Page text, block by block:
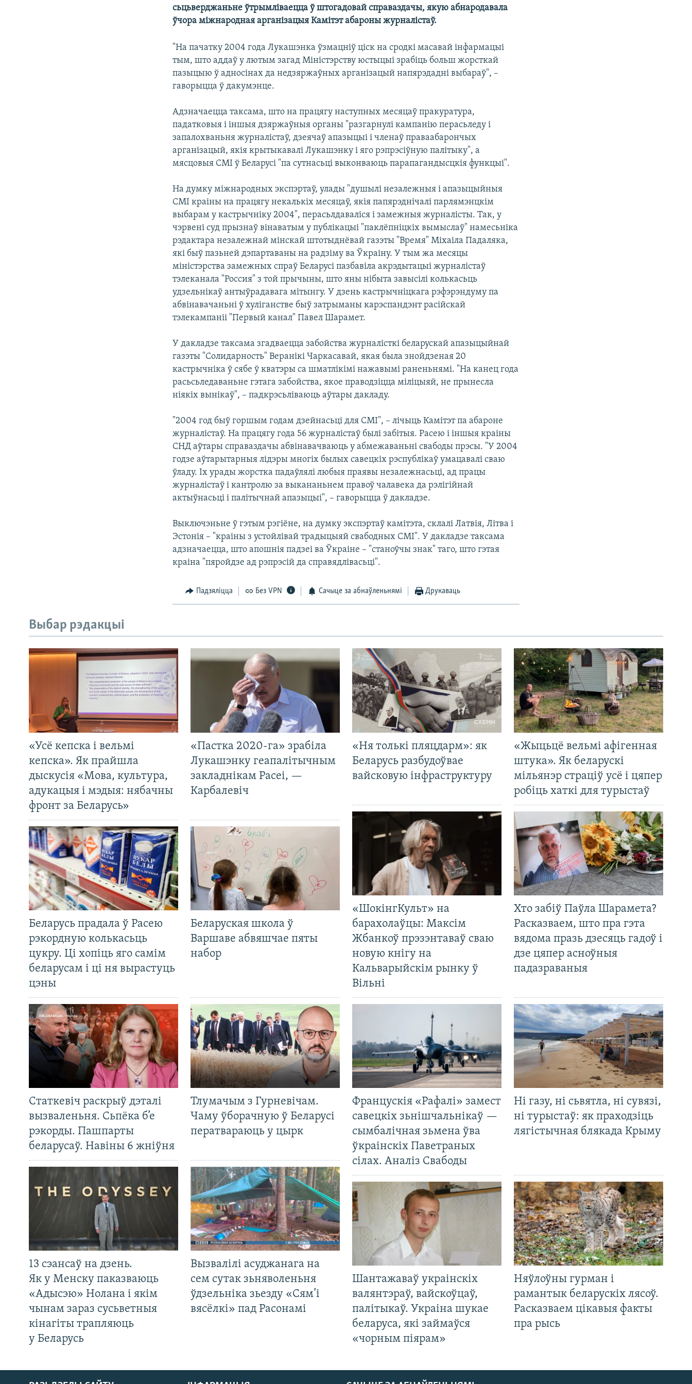
сьцьверджаньне ўтрымліваецца ў штогадовай справаздачы, якую абнародавала
ўчора міжнародная арганізацыя Камітэт абароны журналістаў.
"На пачатку 2004 года Лукашэнка ўзмацніў ціск на сродкі масавай інфармацыі
тым, што аддаў у лютым загад Міністэрству юстыцыі зрабіць больш жорсткай
пазыцыю ў адносінах да недзяржаўных арганізацый напярэдадні выбараў", –
гаворыцца ў дакумэнце.
Адзначаецца таксама, што на працягу наступных месяцаў пракуратура,
падатковыя і іншыя дзяржаўныя органы "разгарнулі кампанію перасьледу і
запалохваньня журналістаў, дзеячаў апазыцыі і членаў праваабарончых
арганізацый, якія крытыкавалі Лукашэнку і яго рэпрэсіўную палітыку", а
мясцовыя СМІ ў Беларусі "па сутнасьці выконваюць парапагандысцкія функцыі".
На думку міжнародных экспэртаў, улады "душылі незалежныя і апазыцыйныя
СМІ краіны на працягу некалькіх месяцаў, якія папярэднічалі парлямэнцкім
выбарам у кастрычніку 2004", перасьлдаваліся і замежныя журналісты. Так, у
чэрвені суд прызнаў вінаватым у публікацыі "паклёпніцкіх вымыслаў" намесьніка
рэдактара незалежнай мінскай штотыднёвай газэты "Время" Міхаіла Падаляка,
які быў пазьней дэпартаваны на радзіму ва Ўкраіну. У тым жа месяцы
міністэрства замежных спраў Беларусі пазбавіла акрэдытацыі журналістаў
тэлеканала "Россия" з той прычыны, што яны нібыта завысілі колькасьць
удзельнікаў антыўрадавага мітынгу. У дзень кастрычніцкага рэфэрэндуму па
абвінавачаньні ў хуліганстве быў затрыманы карэспандэнт расійскай
тэлекампаніі "Первый канал" Павел Шарамет.
У дакладзе таксама згадваецца забойства журналісткі беларускай апазыцыйнай
газэты "Солидарность" Веранікі Чаркасавай, якая была знойдзеная 20
кастрычніка ў сябе ў кватэры са шматлікімі нажавымі раненьнямі. "На канец года
расьсьледаваньне гэтага забойства, якое праводзіцца міліцыяй, не прынесла
ніякіх вынікаў", – падкрэсьліваюць аўтары дакладу.
"2004 год быў горшым годам дзейнасьці для СМІ", – лічыць Камітэт па абароне
журналістаў. На працягу года 56 журналістаў былі забітыя. Расею і іншыя краіны
СНД аўтары справаздачы абвінавачваюць у абмежаваньні свабоды прэсы. "У 2004
годзе аўтарытарныя лідэры многіх былых савецкіх рэспублікаў умацавалі сваю
ўладу. Іх урады жорстка падаўлялі любыя праявы незалежнасьці, ад працы
журналістаў і кантролю за выкананьнем правоў чалавека да рэлігійнай
актыўнасьці і палітычнай апазыцыі", – гаворыцца ў дакладзе.
Выключэньне ў гэтым рэгіёне, на думку экспэртаў камітэта, склалі Латвія, Літва і
Эстонія – "краіны з устойлівай традыцыяй свабодных СМІ". У дакладзе таксама
адзначаецца, што апошнія падзеі ва Ўкраіне – "станоўчы знак" таго, што гэтая
краіна "пяройдзе ад рэпрэсій да справядлівасьці".
Падзяліцца Без VPN Сачыце за абнаўленьнямі Друкаваць
Выбар рэдакцыі
«Усё кепска і вельмі
кепска». Як прайшла
дыскусія «Мова, культура,
адукацыя і мэдыя: нябачны
фронт за Беларусь»
«Пастка 2020-га» зрабіла
Лукашэнку геапалітычным
закладнікам Расеі, —
Карбалевіч
Беларусь прадала ў Расею
рэкордную колькасьць
цукру. Ці хопіць яго самім
беларусам і ці ня вырастуць
цэны
Беларуская школа ў
Варшаве абвяшчае пяты
набор
Статкевіч раскрыў дэталі
вызваленьня. Сьпёка б’е
рэкорды. Пашпарты
беларусаў. Навіны 6 жніўня
Тлумачым з Гурневічам.
Чаму ўборачную ў Беларусі
ператвараюць у цырк
13 сэансаў на дзень.
Як у Менску паказваюць
«Адысэю» Нолана і якім
чынам зараз сусьветныя
кінагіты трапляюць
у Беларусь
Вызвалілі асуджанага на
сем сутак зьняволеньня
ўдзельніка зьезду «Сям’і
вясёлкі» пад Расонамі
«Ня толькі пляцдарм»: як
Беларусь разбудоўвае
вайсковую інфраструктуру
«Жыцьцё вельмі афігенная
штука». Як беларускі
мільянэр страціў усё і цяпер
робіць хаткі для турыстаў
«ШокінгКульт» на
барахолаўцы: Максім
Жбанкоў прэзэнтаваў сваю
новую кнігу на
Кальварыйскім рынку ў
Вільні
Хто забіў Паўла Шарамета?
Расказваем, што пра гэта
вядома празь дзесяць гадоў і
дзе цяпер асноўныя
падазраваныя
Францускія «Рафалі» замест
савецкіх зьнішчальнікаў —
сымбалічная зьмена ўва
ўкраінскіх Паветраных
сілах. Аналіз Свабоды
Ні газу, ні сьвятла, ні сувязі,
ні турыстаў: як праходзіць
лягістычная блякада Крыму
Шантажаваў украінскіх
валянтэраў, вайскоўцаў,
палітыкаў. Украіна шукае
беларуса, які займаўся
«чорным піярам»
Няўлоўны гурман і
рамантык беларускіх лясоў.
Расказваем цікавыя факты
пра рысь